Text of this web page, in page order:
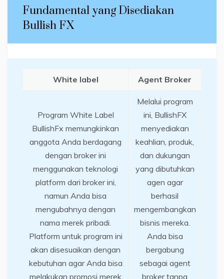
Fundamental yang Disediakan
Bullish FX
White label Agent Broker
Program White Label
BullishFx memungkinkan
anggota Anda berdagang
dengan broker ini
menggunakan teknologi
platform dari broker ini,
namun Anda bisa
mengubahnya dengan
nama merek pribadi.
Platform untuk program ini
akan disesuaikan dengan
kebutuhan agar Anda bisa
melakukan promosi merek
Melalui program
ini, BullishFX
menyediakan
keahlian, produk,
dan dukungan
yang dibutuhkan
agen agar
berhasil
mengembangkan
bisnis mereka.
Anda bisa
bergabung
sebagai agent
broker tanpa